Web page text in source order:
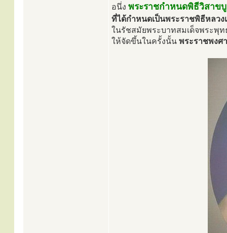
อนึ่ง พระราชกำหนดพิธีวิสาข
ที่ได้กำหนดเป็นพระราชพิธีหลวง
ในรัชสมัยพระบาทสมเด็จพระพุท
ให้จัดขึ้นในครั้งนั้น พระราชพงศ